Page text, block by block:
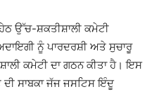
ਉੱਚ-ਸ਼ਕਤੀਸ਼ਾਲੀ ਕਮੇਟੀ
ਨੂੰ ਪਾਰਦਰਸ਼ੀ ਅਤੇ ਸੁਚਾਰੂ
ਕਮੇਟੀ ਦਾ ਗਠਨ ਕੀਤਾ ਹੈ। ਇਸ
ਸਾਬਕਾ ਜੱਜ ਜਸਟਿਸ ਇੰਦੂ